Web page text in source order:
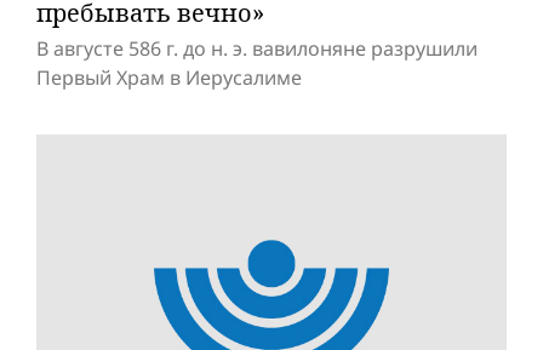
пребывать вечно»
В августе 586 г. до н. э. вавилоняне разрушили
Первый Храм в Иерусалиме